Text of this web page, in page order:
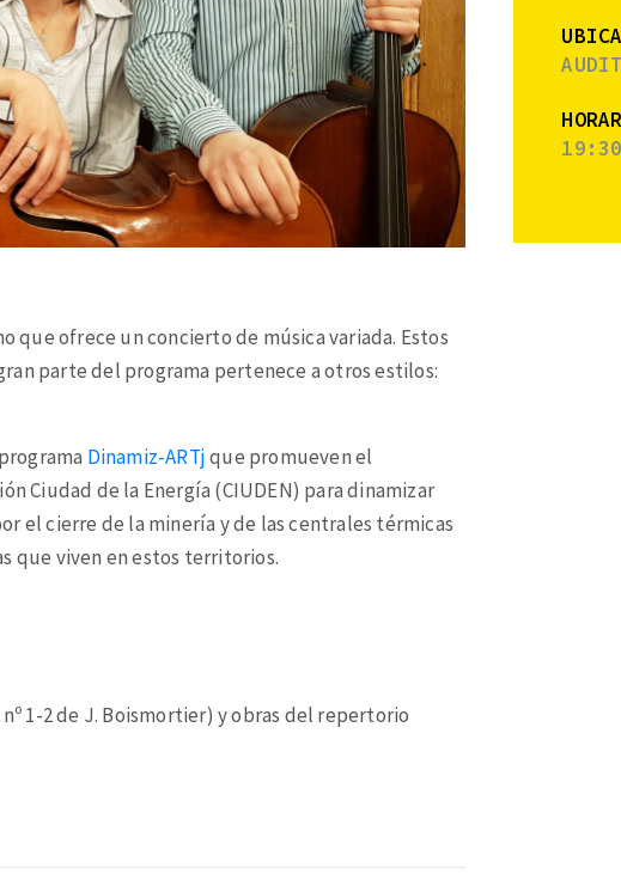
que ofrece un concierto de música variada. Estos
parte del programa pertenece a otros estilos:
Dinamiz-ARTjque promueven el
Ciudad de la Energía (CIUDEN) para dinamizar
el cierre de la minería y de las centrales térmicas
que viven en estos territorios.
1-2 de J. Boismortier) y obras del repertorio